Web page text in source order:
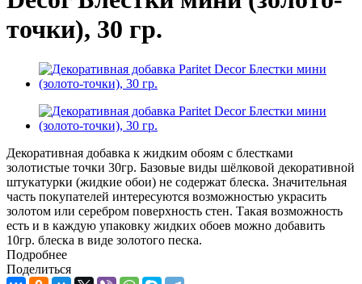
точки), 30 гр.
Декоративная добавка к жидким обоям с блестками
золотистые точки 30гр. Базовые виды шёлковой декоративной
штукатурки (жидкие обои) не содержат блеска. Значительная
часть покупателей интересуются возможностью украсить
золотом или серебром поверхность стен. Такая возможность
есть и в каждую упаковку жидких обоев можно добавить
10гр. блеска в виде золотого песка.
Подробнее
Поделиться